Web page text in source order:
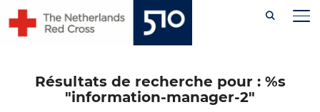
content
Résultats de recherche pour : %s
"information-manager-2"